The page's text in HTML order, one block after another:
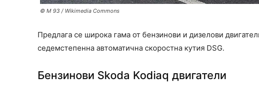
© M 93 / Wikimedia Commons
Предлага се широка гама от бензинови и дизелови
седемстепенна автоматична скоростна кутия DSG.
Бензинови Skoda Kodiaq двигатели